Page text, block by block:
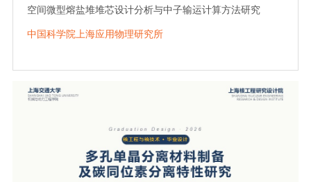
空间微型熔盐堆堆芯设计分析与中子输运计算方法研究
中国科学院上海应用物理研究所